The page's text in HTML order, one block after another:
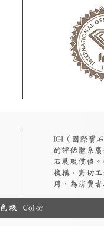
​IGI（國際寶
的評估體系
石展現價值
機構，對切
用，為消費
色級 Color